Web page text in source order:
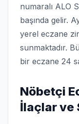
numaralı ALO
başında gelir.
yerel eczane
sunmaktadır.
bir eczane 24
Nöbetçi
İlaçlar ve